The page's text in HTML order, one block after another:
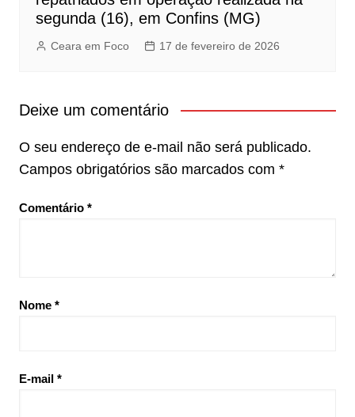
segunda (16), em Confins (MG)
Ceara em Foco 17 de fevereiro de 2026
Deixe um comentário
O seu endereço de e-mail não será publicado.
Campos obrigatórios são marcados com *
Comentário *
Nome *
E-mail *